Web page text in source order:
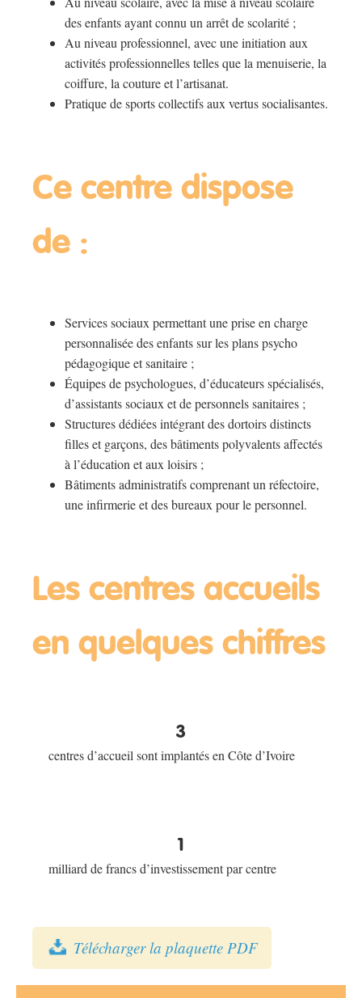
des enfants ayant connu un arrêt de scolarité ;
Au niveau professionnel, avec une initiation aux
activités professionnelles telles que la menuiserie, la
coiffure, la couture et l’artisanat.
Pratique de sports collectifs aux vertus socialisantes.
Ce centre dispose
de :
Services sociaux permettant une prise en charge
personnalisée des enfants sur les plans psycho
pédagogique et sanitaire ;
Équipes de psychologues, d’éducateurs spécialisés,
d’assistants sociaux et de personnels sanitaires ;
Structures dédiées intégrant des dortoirs distincts
filles et garçons, des bâtiments polyvalents affectés
à l’éducation et aux loisirs ;
Bâtiments administratifs comprenant un réfectoire,
une infirmerie et des bureaux pour le personnel.
Les centres accueils
en quelques chiffres
3
centres d’accueil sont implantés en Côte d’Ivoire
1
milliard de francs d’investissement par centre
Télécharger la plaquette PDF